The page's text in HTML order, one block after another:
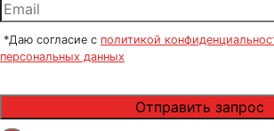
*Даю согласие с политикой
персональных данных